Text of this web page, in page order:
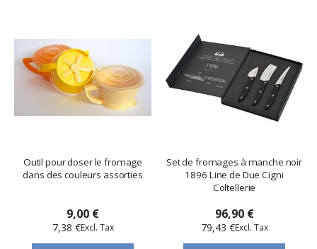
Outil pour doser le fromage
dans des couleurs assorties
9,00 €
7,38 €
Set de fromages à manche noir
1896 Line de Due Cigni
Coltellerie
96,90 €
79,43 €